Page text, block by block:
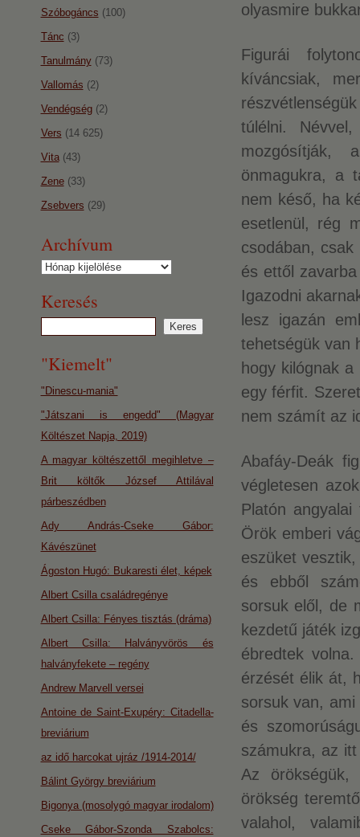
olyasmire
Figurái
kíváncsiak,
túlélni.
mozgósítják,
önmagukra, a
nem késő, ha
esetlenül, rég
csodában,
és ettől
Igazodni
lesz igazán
tehetségük van
hogy kilógnak
egy férfit.
nem számít az
Abafáy-Deák
végletesen
Platón
Örök emberi
eszüket
és ebből
sorsuk elől, de
kezdetű játék
ébredtek
érzését élik át,
sorsuk van,
és
számukra, az
Az
örökség
valahol,
Szóbogáncs (100)
Tánc (3)
Tanulmány(73)
Vallomás (2)
Vendégség(2)
Vers (14 625)
Vita(43)
Zene(33)
Zsebvers (29)
Archívum
Archívum
Keresés
"Kiemelt"
"Dinescu-mania"
"Játszani is engedd" (Magyar
Költészet Napja, 2019)
A magyar költészettől megihletve –
Brit költők József Attilával
párbeszédben
Ady András-Cseke Gábor:
Kávészünet
Ágoston Hugó: Bukaresti élet, képek
Albert Csilla családregénye
Albert Csilla: Fényes tisztás (dráma)
Albert Csilla: Halványvörös és
halványfekete – regény
Andrew Marvell versei
Antoine de Saint-Exupéry: Citadella-
breviárium
az idő harcokat ujráz /1914-2014/
Bálint György breviárium
Bigonya (mosolygó magyar irodalom)
Cseke Gábor-Szonda Szabolcs: